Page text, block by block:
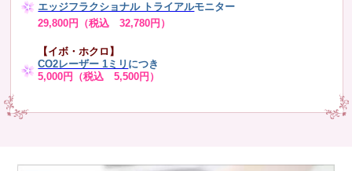
エッジフラクショナル トライアルモニター
29,800円（税込 32,780円）
【イボ・ホクロ】
CO2レーザー 1ミリ につき
5,000円（税込 5,500円）